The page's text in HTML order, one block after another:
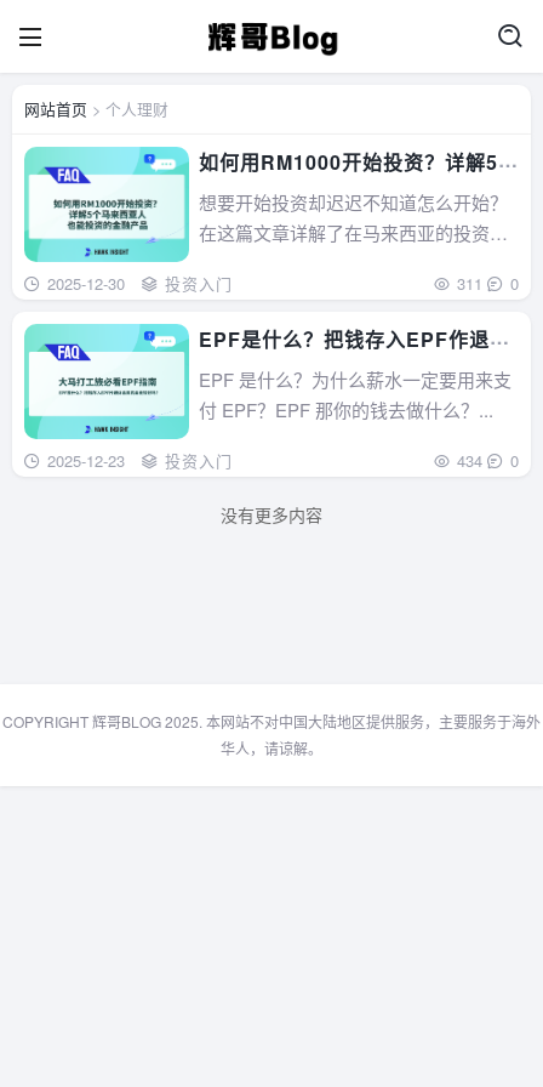
网站首页 > 个人理财
如何用RM1000开始投资？详解5个
马来西亚人也能投资的金融产品
想要开始投资却迟迟不知道怎么开始？
在这篇文章详解了在马来西亚的投资新
各个投资项目的风险，所需本金大小以
及投资方法来介绍RM1000就可以开始
投资的项目。了解了各个投资项目后才
能更好的根据自己的情况以及偏好来选
择适合自己...
2025-12-30 投资入门 311 0
EPF是什么？把钱存入EPF作退休
金真的会比较好吗？
EPF 是什么？为什么薪水一定要用来支
付 EPF？EPF 那你的钱去做什么？...
2025-12-23 投资入门 434 0
没有更多内容
COPYRIGHT 辉哥BLOG 2025. 本网站不对中国大陆地区提供服务，主要服务于海外
华人，请谅解。